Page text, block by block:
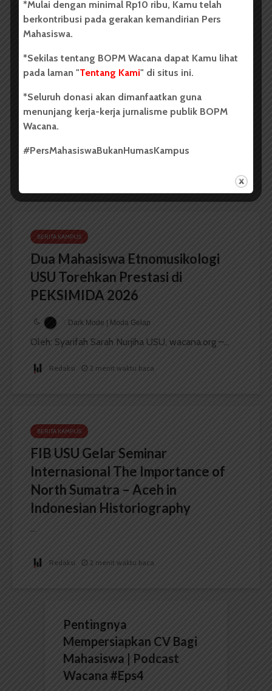
Dua Mahasiswa Sastra Indonesia
USU Raih Juara di Festival Literasi
Sumatra Utara 2026
Oleh: Iyusarah Pakpahan USU, wacana.org – Dua...
BERITA KAMPUS
Dua Mahasiswa Etnomusikologi
USU Torehkan Prestasi di
PEKSIMIDA 2026
Dark Mode | Moda Gelap
Oleh: Syarifah Sarah Nurjiha USU, wacana.org –...
Redaksi 2 menit waktu baca
BERITA KAMPUS
FIB USU Gelar Seminar
Internasional The Importance of
North Sumatra – Aceh in
Indonesian Historiography
...
Redaksi 2 menit waktu baca
Pentingnya
Mempersiapkan CV Bagi
Mahasiswa | Podcast
Wacana #Eps4
*Mulai dengan minimal Rp10 ribu, Kamu telah
berkontribusi pada gerakan kemandirian Pers
Mahasiswa.
*Sekilas tentang BOPM Wacana dapat Kamu lihat
pada laman "Tentang Kami" di situs ini.
*Seluruh donasi akan dimanfaatkan guna
menunjang kerja-kerja jurnalisme publik BOPM
Wacana.
#PersMahasiswaBukanHumasKampus